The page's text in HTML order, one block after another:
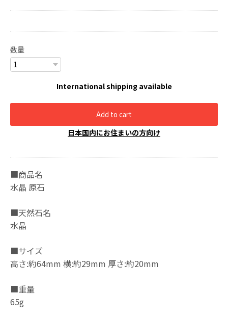
数量
International shipping available
Add to cart
日本国内にお住まいの方向け
■商品名
水晶 原石
■天然石名
水晶
■サイズ
高さ:約64mm 横:約29mm 厚さ:約20mm
■重量
65g